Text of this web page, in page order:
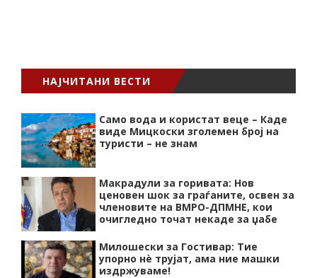
НАЈЧИТАНИ ВЕСТИ
Само вода и користат веце – Каде
виде Мицкоски зголемен број на
туристи – не знам
Макрадули за горивата: Нов
ценовен шок за граѓаните, освен за
членовите на ВМРО-ДПМНЕ, кои
очигледно точат некаде за џабе
Милошески за Гостивар: Тие
упорно нѐ трујат, ама ние машки
издржуваме!